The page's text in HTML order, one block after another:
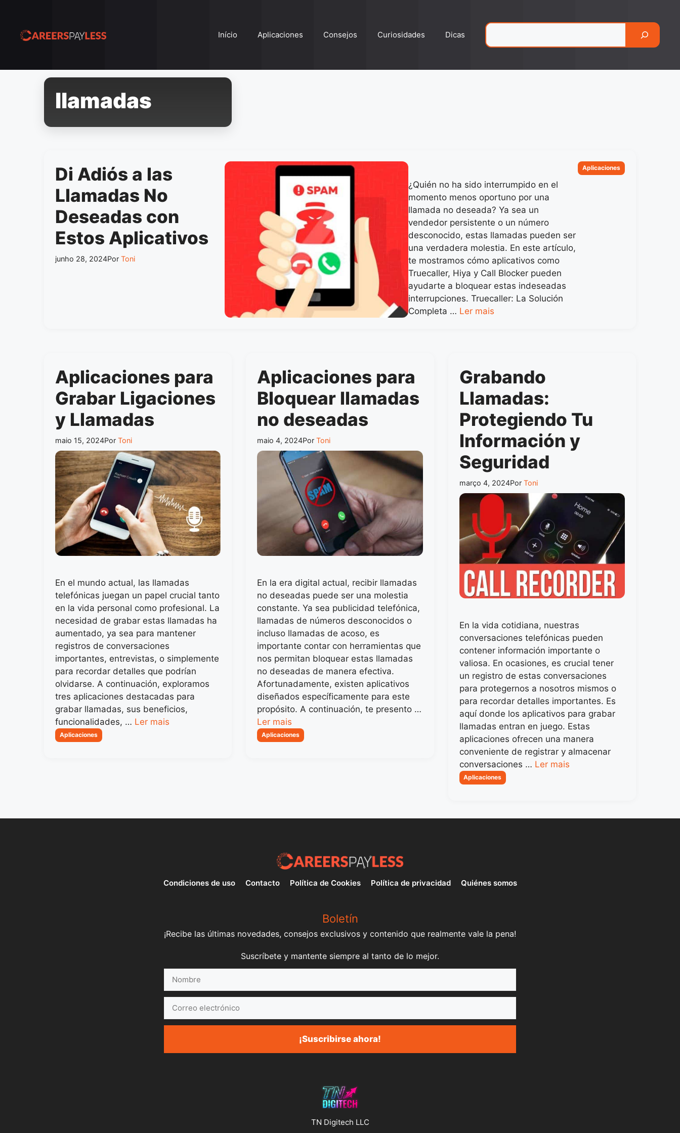
conteúdo
Início Aplicaciones Consejos Curiosidades Dicas
llamadas
Di Adiós a las
Llamadas No
Deseadas con
Estos Aplicativos
junho 28, 2024Por Toni
¿Quién no ha sido interrumpido en el
momento menos oportuno por una
llamada no deseada? Ya sea un
vendedor persistente o un número
desconocido, estas llamadas pueden ser
una verdadera molestia. En este artículo,
te mostramos cómo aplicativos como
Truecaller, Hiya y Call Blocker pueden
ayudarte a bloquear estas indeseadas
interrupciones. Truecaller: La Solución
Completa … Ler mais
Categorias
Aplicaciones
Aplicaciones para
Grabar Ligaciones
y Llamadas
maio 15, 2024Por Toni
En el mundo actual, las llamadas
telefónicas juegan un papel crucial tanto
en la vida personal como profesional. La
necesidad de grabar estas llamadas ha
aumentado, ya sea para mantener
registros de conversaciones
importantes, entrevistas, o simplemente
para recordar detalles que podrían
olvidarse. A continuación, exploramos
tres aplicaciones destacadas para
grabar llamadas, sus beneficios,
funcionalidades, … Ler mais
Categorias
Aplicaciones
Aplicaciones para
Bloquear llamadas
no deseadas
maio 4, 2024PorToni
En la era digital actual, recibir llamadas
no deseadas puede ser una molestia
constante. Ya sea publicidad telefónica,
llamadas de números desconocidos o
incluso llamadas de acoso, es
importante contar con herramientas que
nos permitan bloquear estas llamadas
no deseadas de manera efectiva.
Afortunadamente, existen aplicativos
diseñados específicamente para este
propósito. A continuación, te presento …
Ler mais
Categorias
Aplicaciones
Grabando
Llamadas:
Protegiendo Tu
Información y
Seguridad
março 4, 2024Por Toni
En la vida cotidiana, nuestras
conversaciones telefónicas pueden
contener información importante o
valiosa. En ocasiones, es crucial tener
un registro de estas conversaciones
para protegernos a nosotros mismos o
para recordar detalles importantes. Es
aquí donde los aplicativos para grabar
llamadas entran en juego. Estas
aplicaciones ofrecen una manera
conveniente de registrar y almacenar
conversaciones … Ler mais
Categorias
Aplicaciones
Condiciones de uso Contacto Política de Cookies Política de privacidad Quiénes somos
Boletín
¡Recibe las últimas novedades, consejos exclusivos y contenido que realmente vale la pena!
Suscríbete y mantente siempre al tanto de lo mejor.
electrónico
¡Suscribirse ahora!
TN Digitech LLC